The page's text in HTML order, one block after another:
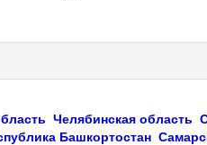
Челябинская область
Башкортостан